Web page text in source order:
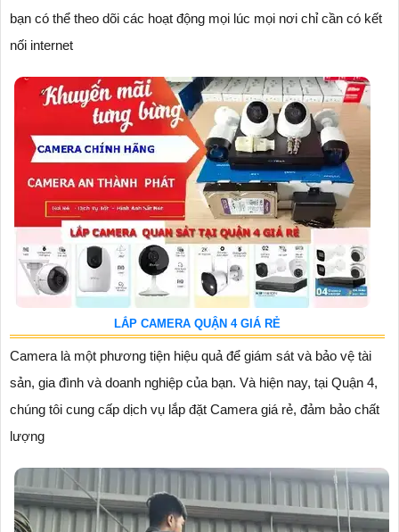
bạn có thể theo dõi các hoạt động mọi lúc mọi nơi chỉ cần có kết
nối internet
LẮP CAMERA QUẬN 4 GIÁ RẺ
Camera là một phương tiện hiệu quả để giám sát và bảo vệ tài
sản, gia đình và doanh nghiệp của bạn. Và hiện nay, tại Quận 4,
chúng tôi cung cấp dịch vụ lắp đặt Camera giá rẻ, đảm bảo chất
lượng